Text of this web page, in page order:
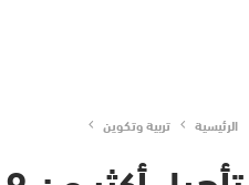
الرئيسية تربية وتكوين